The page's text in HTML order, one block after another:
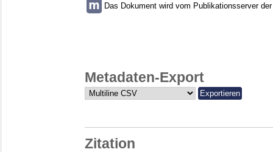
Das Dokument wird vom Publikationsserver
Metadaten-Export
Zitation